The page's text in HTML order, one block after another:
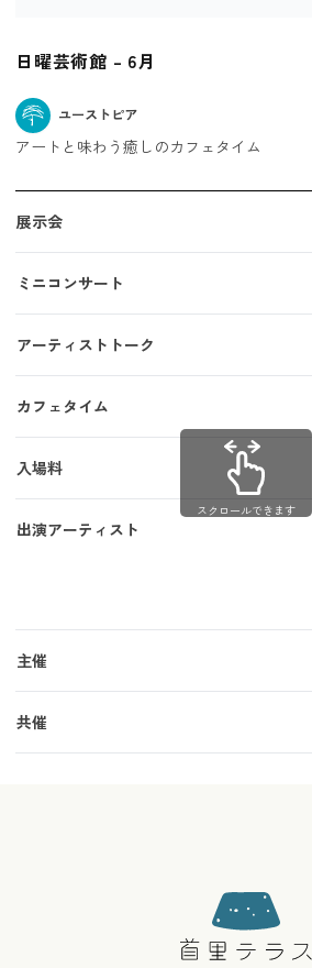
日曜芸術館 – 6月
ユーストピア
アートと味わう癒しのカフェタイム
展示会
ミニコンサート
アーティストトーク
カフェタイム
入場料
出演アーティスト
主催
共催
スクロールできます